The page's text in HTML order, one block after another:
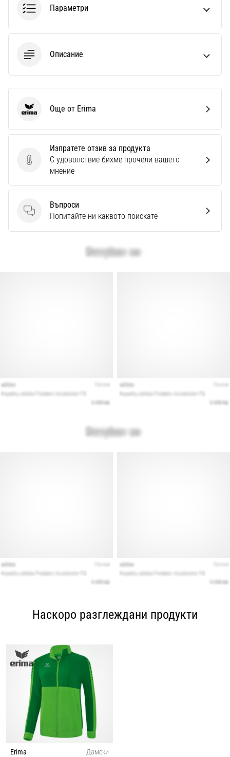
Параметри
Описание
Изпратете отзив за продукта
Изпратете отзив за продукта
С удоволствие бихме прочели вашето
мнение
Въпроси
Въпроси
Попитайте ни каквото поискате
Erima Още от Erima
Наскоро разглеждани продукти
Erima
Дамски